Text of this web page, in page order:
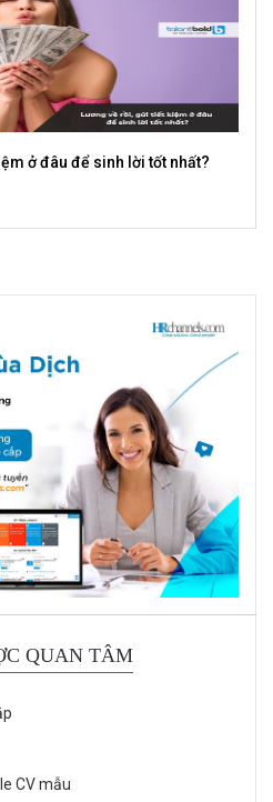
vẫn giữ được sự chuyên nghiệp
QUAN TÂM
CV mẫu